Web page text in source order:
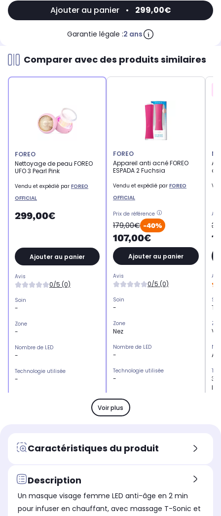
Ajouter au panier • 299,00€
Garantie légale :2 ans
Comparer avec des produits similaires
FOREO
Nettoyage de peau FOREO
UFO 3 Pearl Pink
Vendu et expédié par FOREO
OFFICIAL
299,00€
Ajouter au panier
Avis
0/5 (0)
Soin
-
Zone
-
Nombre de LED
-
Technologie utilisée
-
Bienfait avantage
Alimentation
-
LED bleue (Entre 412 et 463 nm)
-
FOREO
Appareil anti acné FOREO
ESPADA 2 Fuchsia
Vendu et expédié par FOREO
OFFICIAL
Prix de référence
179,00€ -40%
107,00€
Ajouter au panier
Avis
0/5 (0)
Soin
-
Zone
Nez
Nombre de LED
-
Technologie utilisée
-
Bienfait avantage
LED bleue (Entre 412 et 463 nm)
-
Voir plus
Caractéristiques du produit
Description
Un masque visage femme LED anti-âge en 2 min
pour infuser en chauffant, avec massage T-Sonic et